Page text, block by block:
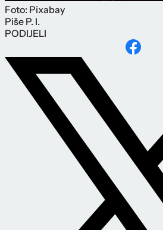
Foto: Pixabay
Piše P. I.
PODIJELI